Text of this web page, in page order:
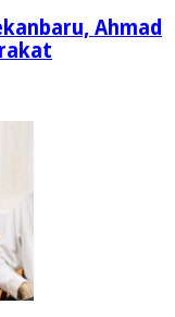
Ahmad